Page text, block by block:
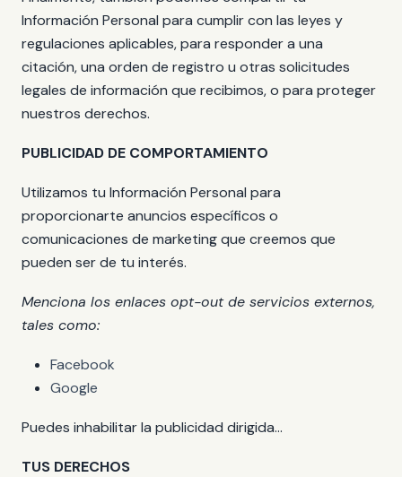
Información Personal para cumplir con las leyes y
regulaciones aplicables, para responder a una
citación, una orden de registro u otras solicitudes
legales de información que recibimos, o para proteger
nuestros derechos.
PUBLICIDAD DE COMPORTAMIENTO
Utilizamos tu Información Personal para
proporcionarte anuncios específicos o
comunicaciones de marketing que creemos que
pueden ser de tu interés.
Menciona los enlaces opt-out de servicios externos,
tales como:
Facebook
Google
Puedes inhabilitar la publicidad dirigida...
TUS DERECHOS